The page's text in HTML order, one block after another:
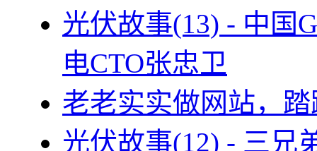
光伏故事(13) - 中国
电CTO张忠卫
老老实实做网站，
光伏故事(12) - 三兄